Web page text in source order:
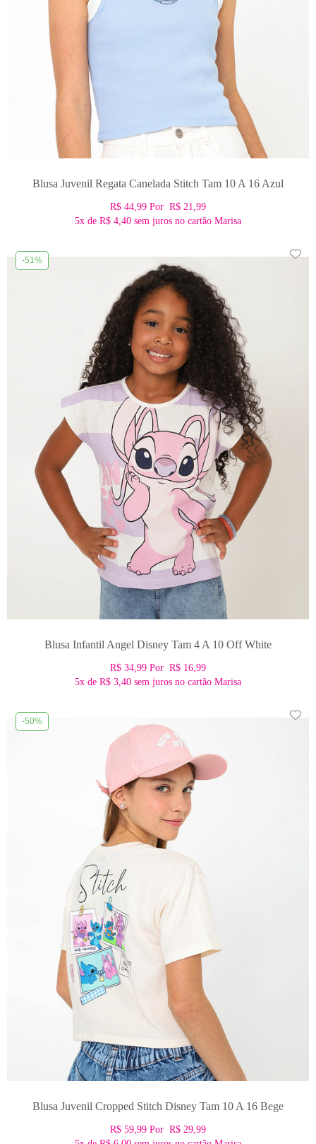
Blusa Juvenil Regata Canelada Stitch Tam 10 A 16 Azul
R$ 44,99 Por R$ 21,99
5x de R$ 4,40 sem juros no cartão Marisa
-51%
Blusa Infantil Angel Disney Tam 4 A 10 Off White
R$ 34,99 Por R$ 16,99
5x de R$ 3,40 sem juros no cartão Marisa
-50%
Blusa Juvenil Cropped Stitch Disney Tam 10 A 16 Bege
R$ 59,99 Por R$ 29,99